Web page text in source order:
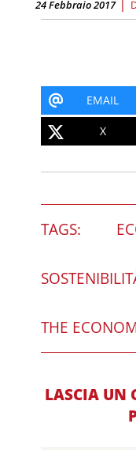
24 Febbraio 2017
EMAIL
X
TAGS:
THE
LASCIA UN